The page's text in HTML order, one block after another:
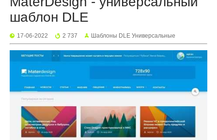
шаблон DLE
17-06-2022 2 737 Шаблоны DLE Универсальные